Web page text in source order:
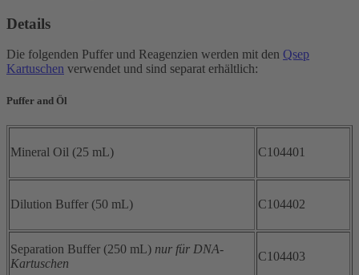
Details
Die folgenden Puffer und Reagenzien werden mit den Qsep
Kartuschen verwendet und sind separat erhältlich:
Puffer and Öl
Mineral Oil (25 mL) C104401
Dilution Buffer (50 mL) C104402
Separation Buffer (250 mL) nur für DNA-
Kartuschen
C104403